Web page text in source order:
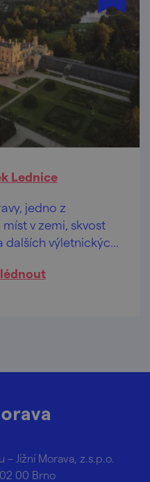
Lednice
jedno z
v zemi, skvost
dalších výletnických
Jižní Morava, z.s.p.o.
00 Brno